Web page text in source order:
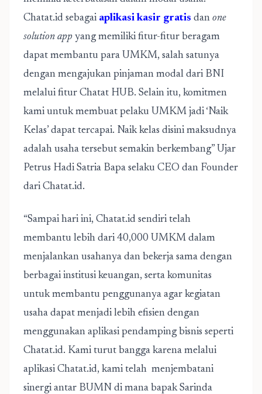
Chatat.id sebagai aplikasi kasir gratis dan one
solution app yang memiliki fitur-fitur beragam
dapat membantu para UMKM, salah satunya
dengan mengajukan pinjaman modal dari BNI
melalui fitur Chatat HUB. Selain itu, komitmen
kami untuk membuat pelaku UMKM jadi ‘Naik
Kelas’ dapat tercapai. Naik kelas disini maksudnya
adalah usaha tersebut semakin berkembang” Ujar
Petrus Hadi Satria Bapa selaku CEO dan Founder
dari Chatat.id.
“Sampai hari ini, Chatat.id sendiri telah
membantu lebih dari 40,000 UMKM dalam
menjalankan usahanya dan bekerja sama dengan
berbagai institusi keuangan, serta komunitas
untuk membantu penggunanya agar kegiatan
usaha dapat menjadi lebih efisien dengan
menggunakan aplikasi pendamping bisnis seperti
Chatat.id. Kami turut bangga karena melalui
aplikasi Chatat.id, kami telah menjembatani
sinergi antar BUMN di mana bapak Sarinda